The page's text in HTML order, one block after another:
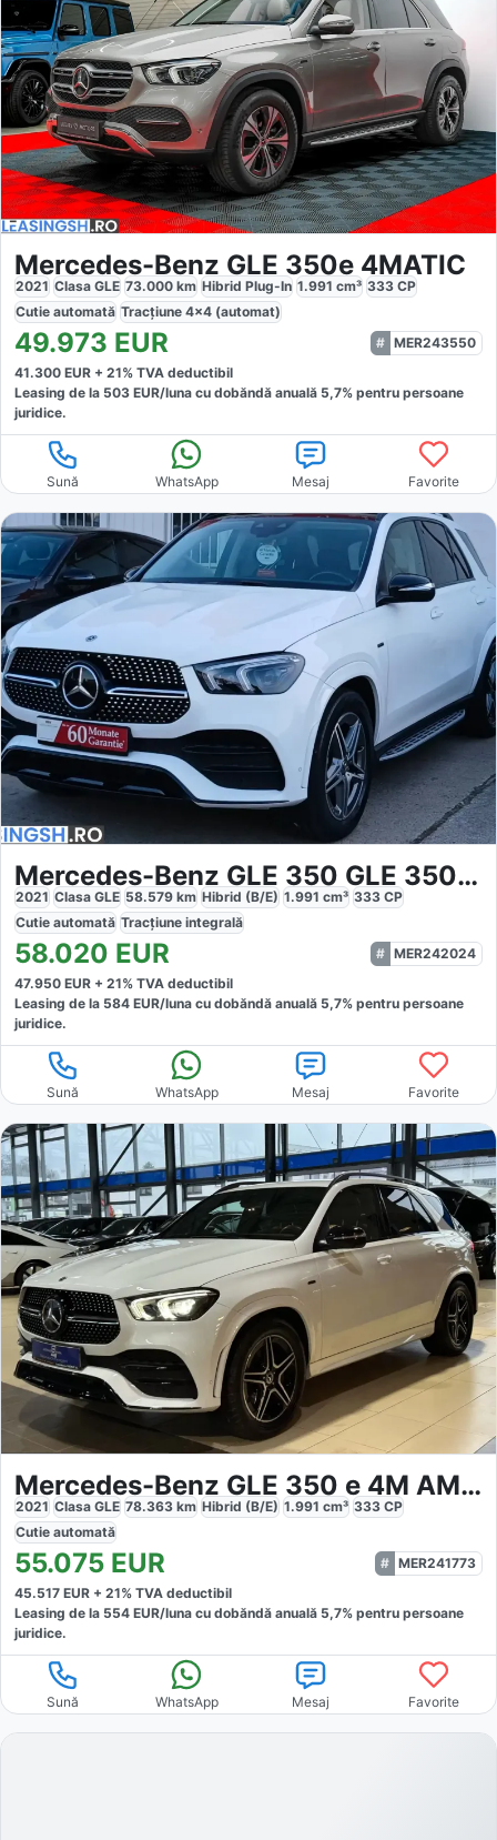
Mercedes-Benz GLE 350e 4MATIC
2021 Clasa GLE 73.000 km Hibrid Plug-In 1.991 cm³ 333 CP
Cutie automată Tracțiune 4x4 (automat)
49.973 EUR
MER243550
41.300 EUR + 21% TVA deductibil
Leasing de la 503 EUR/luna cu dobăndă anuală 5,7% pentru persoane
juridice.
Sună WhatsApp Mesaj Favorite
Mercedes-Benz GLE 350 GLE 350e 4M AMG
2021 Clasa GLE 58.579 km Hibrid (B/E) 1.991 cm³ 333 CP
Cutie automată Tracțiune integrală
58.020 EUR
MER242024
47.950 EUR + 21% TVA deductibil
Leasing de la 584 EUR/luna cu dobăndă anuală 5,7% pentru persoane
juridice.
Sună WhatsApp Mesaj Favorite
Mercedes-Benz GLE 350 e 4M AMG Line NightPaket AHK
2021 Clasa GLE 78.363 km Hibrid (B/E) 1.991 cm³ 333 CP
Cutie automată
55.075 EUR
MER241773
45.517 EUR + 21% TVA deductibil
Leasing de la 554 EUR/luna cu dobăndă anuală 5,7% pentru persoane
juridice.
Sună WhatsApp Mesaj Favorite